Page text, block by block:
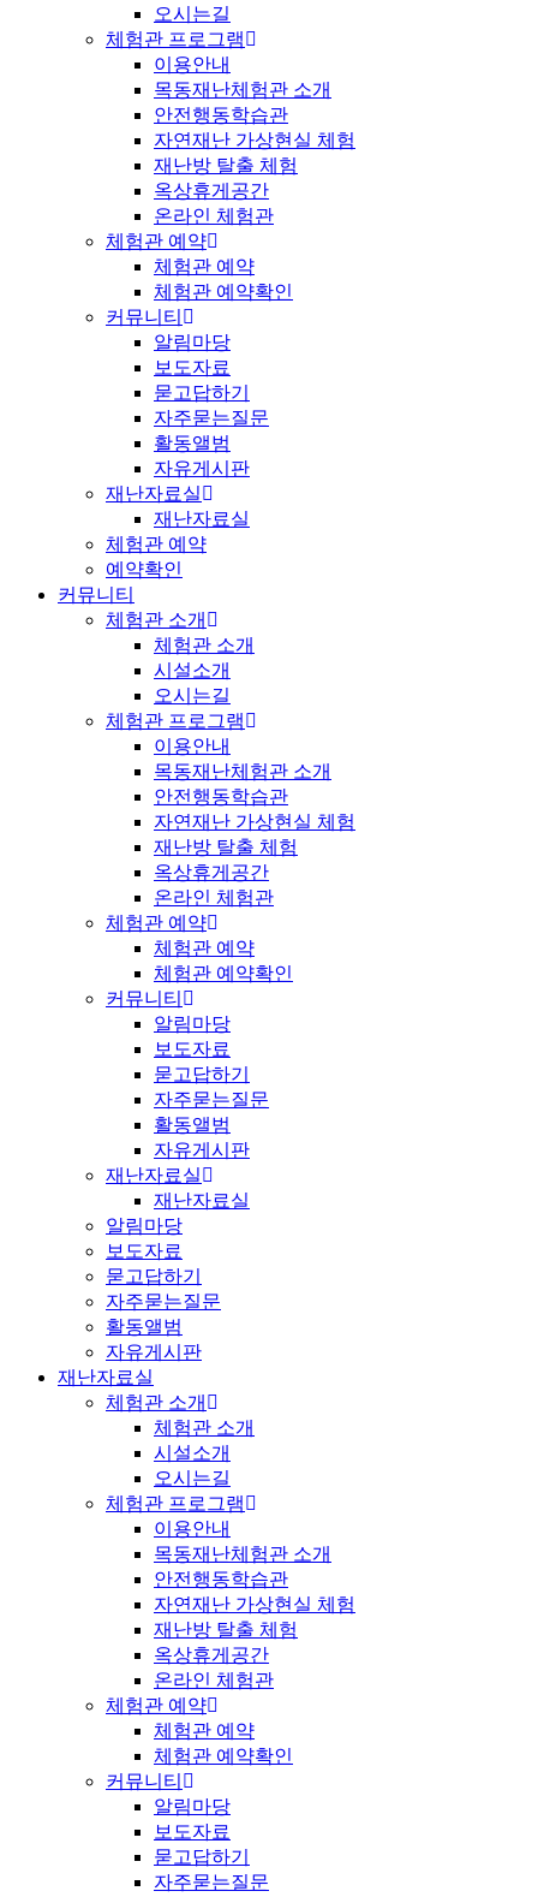
오시는길
체험관 프로그램
이용안내
목동재난체험관 소개
안전행동학습관
자연재난 가상현실 체험
재난방 탈출 체험
옥상휴게공간
온라인 체험관
체험관 예약
체험관 예약
체험관 예약확인
커뮤니티
알림마당
보도자료
묻고답하기
자주묻는질문
활동앨범
자유게시판
재난자료실
재난자료실
체험관 예약
예약확인
커뮤니티
체험관 소개
체험관 소개
시설소개
오시는길
체험관 프로그램
이용안내
목동재난체험관 소개
안전행동학습관
자연재난 가상현실 체험
재난방 탈출 체험
옥상휴게공간
온라인 체험관
체험관 예약
체험관 예약
체험관 예약확인
커뮤니티
알림마당
보도자료
묻고답하기
자주묻는질문
활동앨범
자유게시판
재난자료실
재난자료실
알림마당
보도자료
묻고답하기
자주묻는질문
활동앨범
자유게시판
재난자료실
체험관 소개
체험관 소개
시설소개
오시는길
체험관 프로그램
이용안내
목동재난체험관 소개
안전행동학습관
자연재난 가상현실 체험
재난방 탈출 체험
옥상휴게공간
온라인 체험관
체험관 예약
체험관 예약
체험관 예약확인
커뮤니티
알림마당
보도자료
묻고답하기
자주묻는질문